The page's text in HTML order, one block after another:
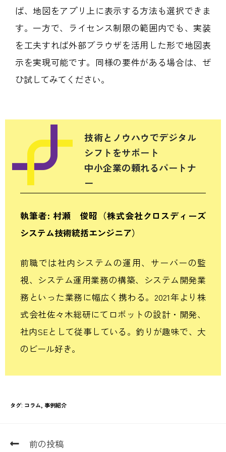
ば、地図をアプリ上に表示する方法も選択できま
す。一方で、ライセンス制限の範囲内でも、実装
を工夫すれば外部ブラウザを活用した形で地図表
示を実現可能です。同様の要件がある場合は、ぜ
ひ試してみてください。
技術とノウハウでデジタル
シフトをサポート
中小企業の頼れるパートナ
ー
執筆者: 村瀬 俊昭（株式会社クロスディーズ
システム技術統括エンジニア）
前職では社内システムの運用、サーバーの監
視、システム運用業務の構築、 システム開発業
務といった業務に幅広く携わる。 2021年より株
式会社佐々木総研にてロボットの設計・開発、
社内SEとして従事している。釣りが趣味で、大
のビール好き。
タグ: コラム, 事例紹介
前の投稿